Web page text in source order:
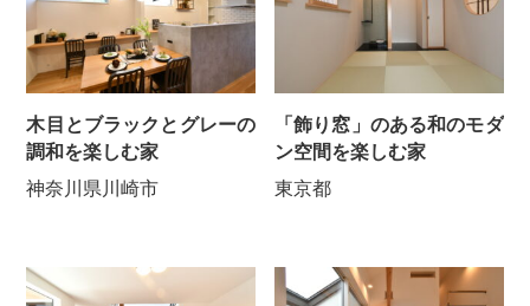
木目とブラックとグレーの
調和を楽しむ家
神奈川県川崎市
「飾り窓」のある和のモダ
ン空間を楽しむ家
東京都